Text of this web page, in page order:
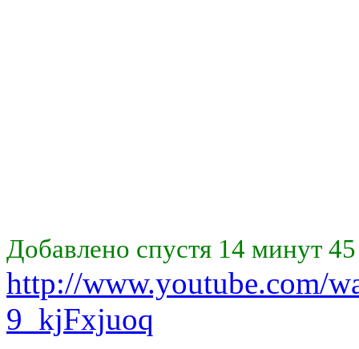
Добавлено спустя 14 минут
http://www.youtube.com/
9_kjFxjuoq